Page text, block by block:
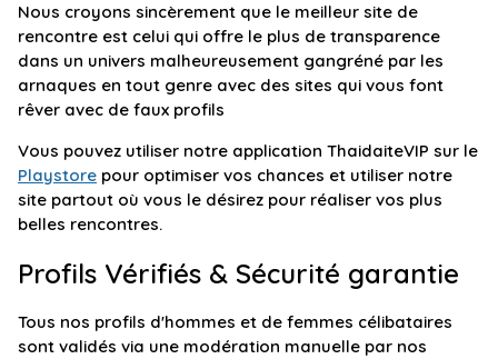
Nous croyons sincèrement que le meilleur site de
rencontre est celui qui offre le plus de transparence
dans un univers malheureusement gangréné par les
arnaques en tout genre avec des sites qui vous font
rêver avec de faux profils
Vous pouvez utiliser notre application ThaidaiteVIP sur le
Playstore pour optimiser vos chances et utiliser notre
site partout où vous le désirez pour réaliser vos plus
belles rencontres.
Profils Vérifiés & Sécurité garantie
Tous nos profils d'hommes et de femmes célibataires
sont validés via une modération manuelle par nos